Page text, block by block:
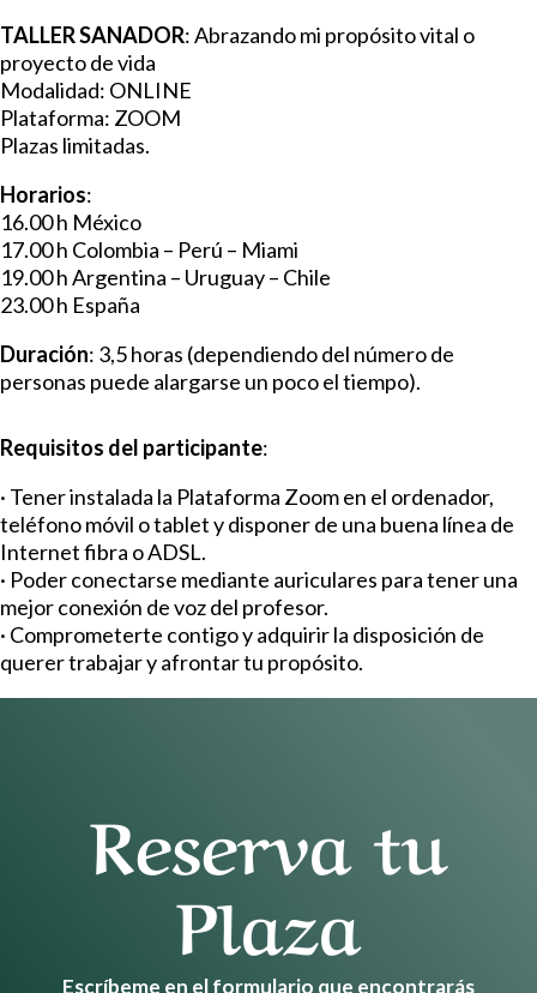
TALLER SANADOR: Abrazando mi propósito vital o
proyecto de vida
Modalidad: ONLINE
Plataforma: ZOOM
Plazas limitadas.
Horarios:
16.00 h México
17.00 h Colombia – Perú – Miami
19.00 h Argentina – Uruguay – Chile
23.00 h España
Duración: 3,5 horas (dependiendo del número de
personas puede alargarse un poco el tiempo).
Requisitos del participante:
· Tener instalada la Plataforma Zoom en el ordenador,
teléfono móvil o tablet y disponer de una buena línea de
Internet fibra o ADSL.
· Poder conectarse mediante auriculares para tener una
mejor conexión de voz del profesor.
· Comprometerte contigo y adquirir la disposición de
querer trabajar y afrontar tu propósito.
Reserva tu
Plaza
Escríbeme en el formulario que encontrarás